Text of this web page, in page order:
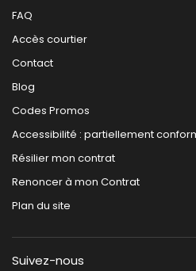
FAQ
Accès courtier
Contact
Blog
Codes Promos
Accessibilité : partiellement
Résilier mon contrat
Renoncer à mon Contrat
Plan du site
Suivez-nous